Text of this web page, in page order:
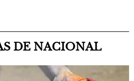
DE NACIONAL